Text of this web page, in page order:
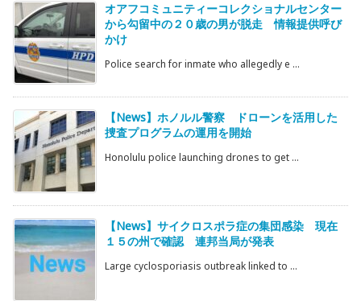
オアフコミュニティーコレクショナルセンター
から勾留中の２０歳の男が脱走 情報提供呼び
かけ
Police search for inmate who allegedly e ...
【News】ホノルル警察 ドローンを活用した
捜査プログラムの運用を開始
Honolulu police launching drones to get ...
【News】サイクロスポラ症の集団感染 現在
１５の州で確認 連邦当局が発表
Large cyclosporiasis outbreak linked to ...